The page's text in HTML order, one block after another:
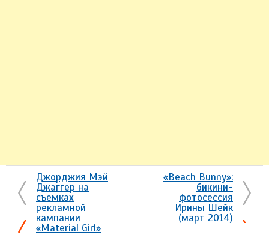
Джорджия Мэй
Джаггер на
съемках
рекламной
кампании
«Material Girl»
«Beach Bunny»:
бикини-
фотосессия
Ирины Шейк
(март 2014)